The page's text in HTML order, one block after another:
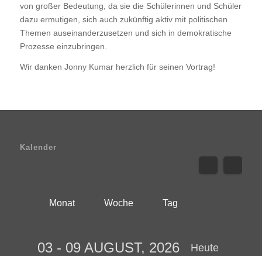
von großer Bedeutung, da sie die Schülerinnen und Schüler
dazu ermutigen, sich auch zukünftig aktiv mit politischen
Themen auseinanderzusetzen und sich in demokratische
Prozesse einzubringen.
Wir danken Jonny Kumar herzlich für seinen Vortrag!
Kalender
Monat Woche Tag
Heute
03 - 09 AUGUST, 2026